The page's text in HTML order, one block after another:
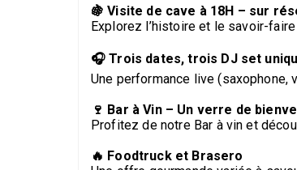
🍇 Visite de cave à 18H – sur
Explorez l’histoire et le savoir-
🎧 Trois dates, trois DJ set
Une performance live (saxophone,
🍷 Bar à Vin – Un verre de
Profitez de notre Bar à vin et
🔥 Foodtruck et Brasero